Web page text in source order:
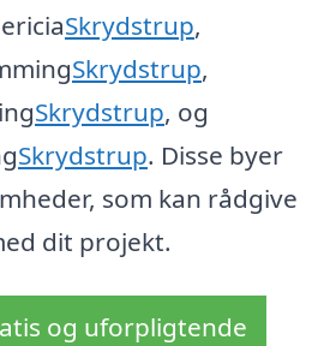
Skrydstrup,
Skrydstrup,
Skrydstrup, og
Skrydstrup. Disse byer
som kan rådgive
dit projekt.
og uforpligtende